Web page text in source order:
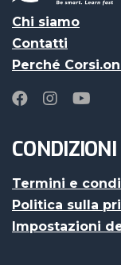
Chi siamo
Contatti
Perché
CONDIZIONI
Termini e
Politica sulla
Impostazioni